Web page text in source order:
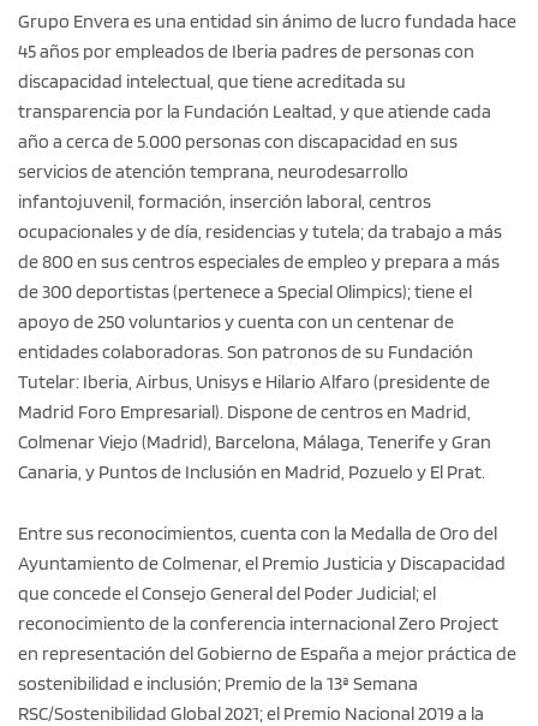
Grupo Envera es una entidad sin ánimo de lucro fundada hace
45 años por empleados de Iberia padres de personas con
discapacidad intelectual, que tiene acreditada su
transparencia por la Fundación Lealtad, y que atiende cada
año a cerca de 5.000 personas con discapacidad en sus
servicios de atención temprana, neurodesarrollo
infantojuvenil, formación, inserción laboral, centros
ocupacionales y de día, residencias y tutela; da trabajo a más
de 800 en sus centros especiales de empleo y prepara a más
de 300 deportistas (pertenece a Special Olimpics); tiene el
apoyo de 250 voluntarios y cuenta con un centenar de
entidades colaboradoras. Son patronos de su Fundación
Tutelar: Iberia, Airbus, Unisys e Hilario Alfaro (presidente de
Madrid Foro Empresarial). Dispone de centros en Madrid,
Colmenar Viejo (Madrid), Barcelona, Málaga, Tenerife y Gran
Canaria, y Puntos de Inclusión en Madrid, Pozuelo y El Prat.
Entre sus reconocimientos, cuenta con la Medalla de Oro del
Ayuntamiento de Colmenar, el Premio Justicia y Discapacidad
que concede el Consejo General del Poder Judicial; el
reconocimiento de la conferencia internacional Zero Project
en representación del Gobierno de España a mejor práctica de
sostenibilidad e inclusión; Premio de la 13ª Semana
RSC/Sostenibilidad Global 2021; el Premio Nacional 2019 a la